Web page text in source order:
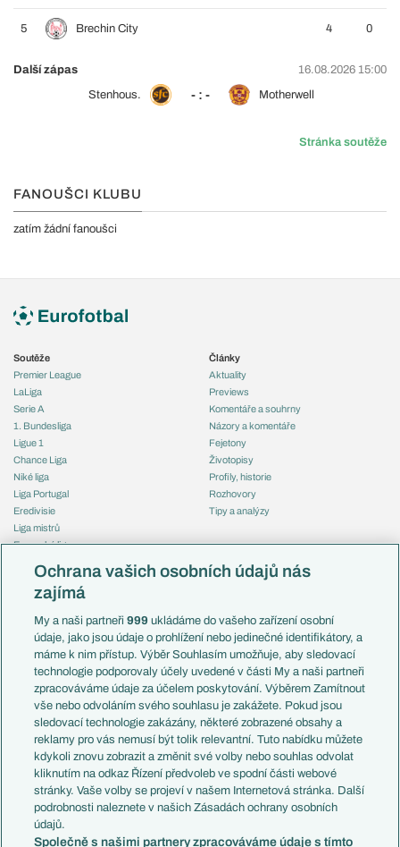
5 Brechin City 4 0
Další zápas
16.08.2026 15:00
Stenhous.
- : - Motherwell
Stránka soutěže
FANOUŠCI KLUBU
zatím žádní fanoušci
Soutěže
Premier League
LaLiga
Serie A
1. Bundesliga
Ligue 1
Chance Liga
Niké liga
Liga Portugal
Eredivisie
Liga mistrů
Evropská liga
Mistrovství světa
Liga národů
Témata
Představení týmů MS
EuroSkauting
PL v kostce
Evropské koeficienty
Přestupy
Přestupové spekulace
Zranění
Kluby
Arsenal FC
Chelsea FC
Manchester United
Články
Aktuality
Previews
Komentáře a souhrny
Názory a komentáře
Fejetony
Životopisy
Profily, historie
Rozhovory
Tipy a analýzy
Česko
Francie
Itálie
Německo
Španělsko
Argentina
Brazílie
Přestupy
Zápasy
Livescore
Tipovací soutěž
Ochrana vašich osobních údajů nás
zajímá
My a naši partneři999 ukládáme do vašeho zařízení osobní
údaje, jako jsou údaje o prohlížení nebo jedinečné identifikátory, a
máme k nim přístup. Výběr Souhlasím umožňuje, aby sledovací
technologie podporovaly účely uvedené v části My a naši partneři
zpracováváme údaje za účelem poskytování. Výběrem Zamítnout
vše nebo odvoláním svého souhlasu je zakážete. Pokud jsou
sledovací technologie zakázány, některé zobrazené obsahy a
reklamy pro vás nemusí být tolik relevantní. Tuto nabídku můžete
kdykoli znovu zobrazit a změnit své volby nebo souhlas odvolat
kliknutím na odkaz Řízení předvoleb ve spodní části webové
stránky. Vaše volby se projeví v našem Internetová stránka. Další
podrobnosti naleznete v našich Zásadách ochrany osobních
údajů.
Společně s našimi partnery zpracováváme údaje s tímto